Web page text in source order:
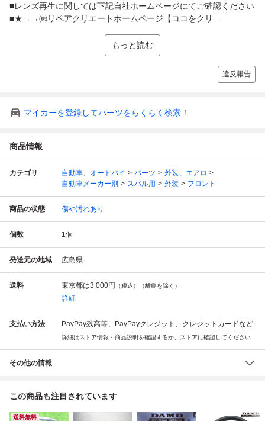
■レンズ再生に関しては下記自社ホームページにてご確認ください
■★→→㈱リペアクリエートホームページ【ココをクリ...
もっと読む
違反報告
マイカーを登録してパーツをらくらく検索！
商品情報
カテゴリ 自動車、オートバイ パーツ
外装、エアロ
自動車メーカー別
スバル用 外装 フロント
商品の状態 傷や汚れあり
個数 1個
発送元の地域 広島県
送料 東京都は3,000円 （税込）（離島を除く）
詳細
支払い方法 PayPay残高等、PayPayクレジット、クレジットカードなど
詳細はストア情報・商品説明を確認するか、ストアに確認してください
その他の情報
この商品も注目されています
送料無料